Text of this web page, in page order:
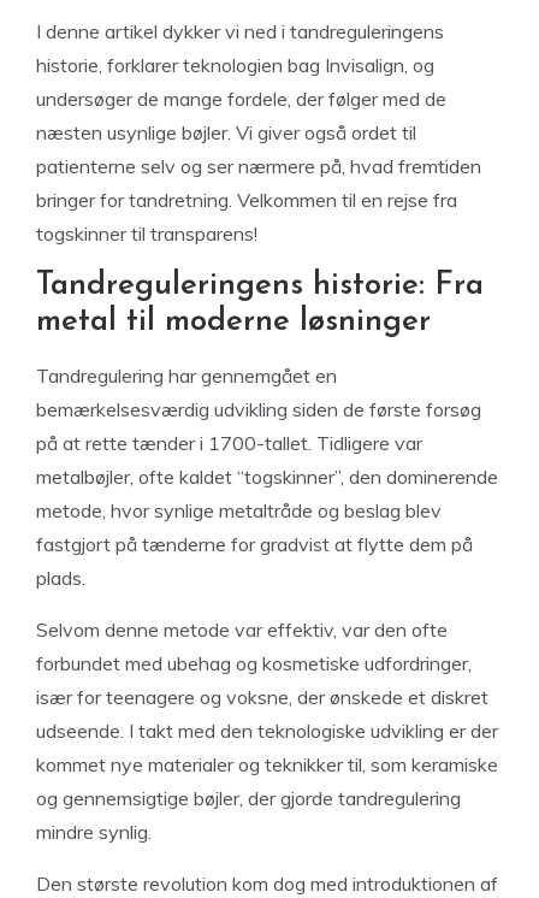
I denne artikel dykker vi ned i tandreguleringens
historie, forklarer teknologien bag Invisalign, og
undersøger de mange fordele, der følger med de
næsten usynlige bøjler. Vi giver også ordet til
patienterne selv og ser nærmere på, hvad fremtiden
bringer for tandretning. Velkommen til en rejse fra
togskinner til transparens!
Tandreguleringens historie: Fra
metal til moderne løsninger
Tandregulering har gennemgået en
bemærkelsesværdig udvikling siden de første forsøg
på at rette tænder i 1700-tallet. Tidligere var
metalbøjler, ofte kaldet “togskinner”, den dominerende
metode, hvor synlige metaltråde og beslag blev
fastgjort på tænderne for gradvist at flytte dem på
plads.
Selvom denne metode var effektiv, var den ofte
forbundet med ubehag og kosmetiske udfordringer,
især for teenagere og voksne, der ønskede et diskret
udseende. I takt med den teknologiske udvikling er der
kommet nye materialer og teknikker til, som keramiske
og gennemsigtige bøjler, der gjorde tandregulering
mindre synlig.
Den største revolution kom dog med introduktionen af